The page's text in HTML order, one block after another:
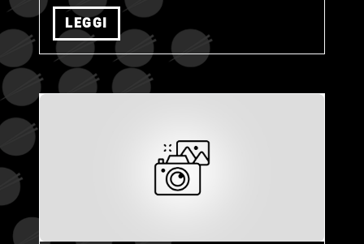
LEGGI